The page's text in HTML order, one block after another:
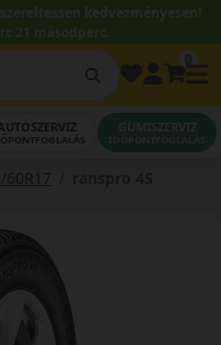
kedvezményesen!
20 másodperc.
GUMISZERVIZ
IDŐPONTFOGLALÁS
60R17